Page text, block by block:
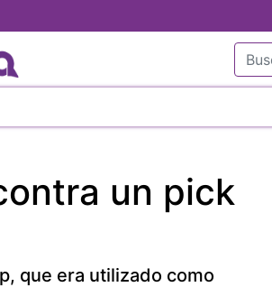
un pick
que era utilizado como